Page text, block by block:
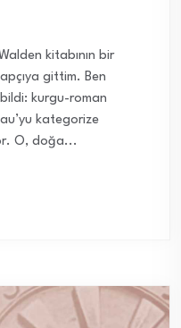
kitabının bir
gittim. Ben
kurgu-roman
kategorize
O, doğa...